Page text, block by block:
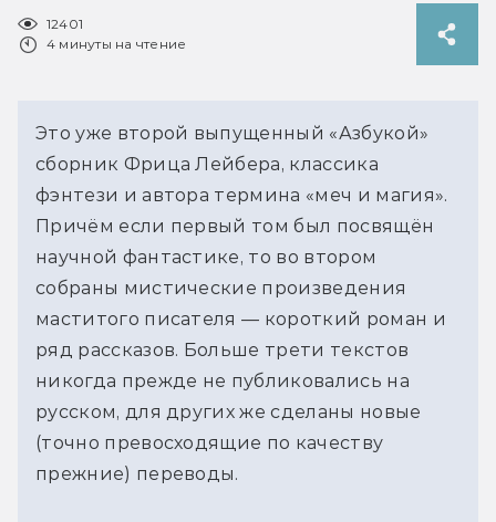
12401
4 минуты на чтение
Это уже второй выпущенный «Азбукой»
сборник Фрица Лейбера, классика
фэнтези и автора термина «меч и магия».
Причём если первый том был посвящён
научной фантастике, то во втором
собраны мистические произведения
маститого писателя — короткий роман и
ряд рассказов. Больше трети текстов
никогда прежде не публиковались на
русском, для других же сделаны новые
(точно превосходящие по качеству
прежние) переводы.